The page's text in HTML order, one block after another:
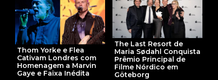
The Last Resort de
Maria Sødahl Conquista
Prêmio Principal de
Filme Nórdico em
Göteborg
Thom Yorke e Flea
Cativam Londres com
Homenagem a Marvin
Gaye e Faixa Inédita